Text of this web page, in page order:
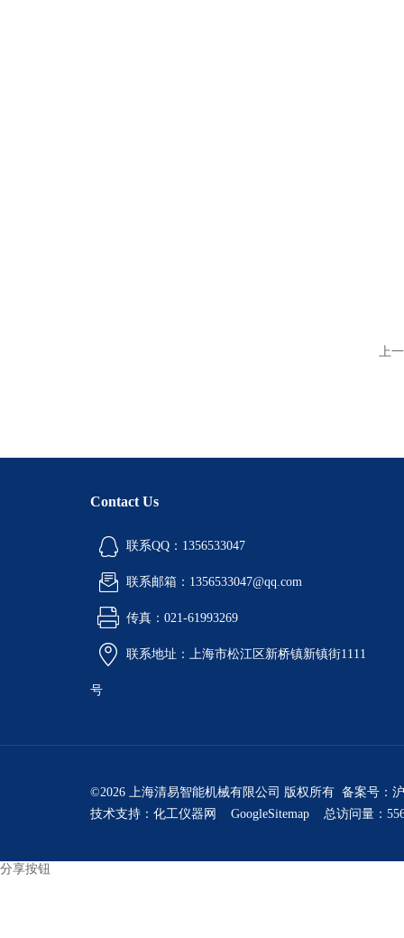
上
Contact Us
联系QQ：1356533047
联系邮箱：1356533047@qq.com
传真：021-61993269
联系地址：上海市松江区新桥镇新镇街1111
号
©2026 上海清易智能机械有限公司 版权所有 备案号：
技术支持： 化工仪器网 GoogleSitemap 总访问量：
分享按钮